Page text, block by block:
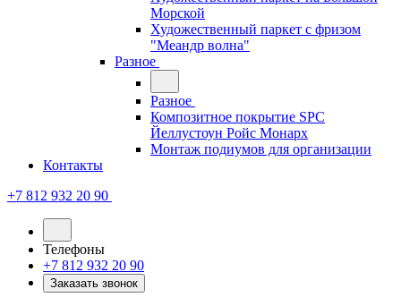
Морской
Художественный паркет с фризом
"Меандр волна"
Разное
Разное
Композитное покрытие SPC
Йеллустоун Ройс Монарх
Монтаж подиумов для организации
Контакты
+7 812 932 20 90
Телефоны
+7 812 932 20 90
Заказать звонок